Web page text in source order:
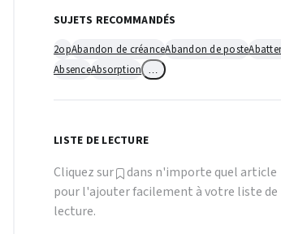
SUJETS RECOMMANDÉS
2opAbandon de créanceAbandon de poste
AbsenceAbsorption
LISTE DE LECTURE
Cliquez sur
dans n'importe quel article
pour l'ajouter facilement à votre liste de
lecture.